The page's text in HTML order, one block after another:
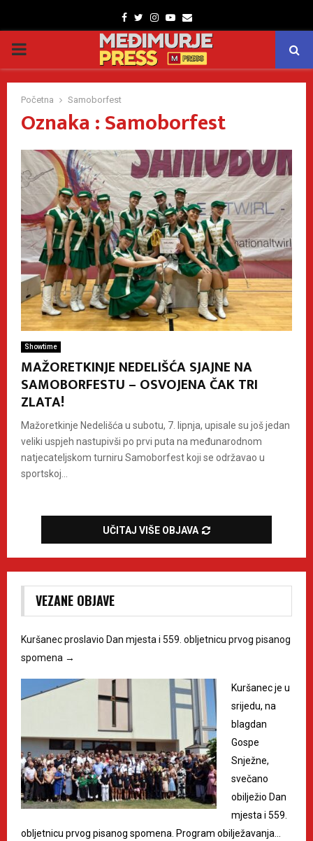
Facebook
TwitterInstagram
Youtube
Email
PRIMARY
MENU
Početna Samoborfest
Oznaka : Samoborfest
Showtime
MAŽORETKINJE NEDELIŠĆA SJAJNE NA
SAMOBORFESTU – OSVOJENA ČAK TRI
ZLATA!
Mažoretkinje Nedelišća u subotu, 7. lipnja, upisale su još jedan
veliki uspjeh nastupivši po prvi puta na međunarodnom
natjecateljskom turniru Samoborfest koji se održavao u
sportskoj...
UČITAJ VIŠE OBJAVA
VEZANE OBJAVE
Kuršanec proslavio Dan mjesta i 559. obljetnicu prvog pisanog
spomena →
Kuršanec je u
srijedu, na
blagdan
Gospe
Snježne,
svečano
obilježio Dan
mjesta i 559.
obljetnicu prvog pisanog spomena. Program obilježavanja…